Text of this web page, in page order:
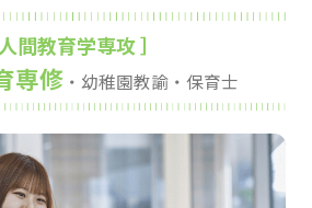
人間教育学専攻 ］
専修・幼稚園教諭・保育士